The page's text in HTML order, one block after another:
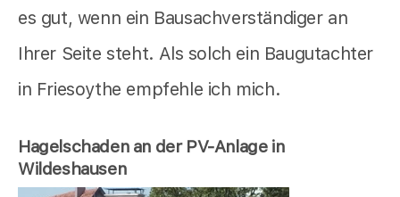
es gut, wenn ein Bausachverständiger an
Ihrer Seite steht. Als solch ein Baugutachter
in Friesoythe empfehle ich mich.
Hagelschaden an der PV-Anlage in
Wildeshausen